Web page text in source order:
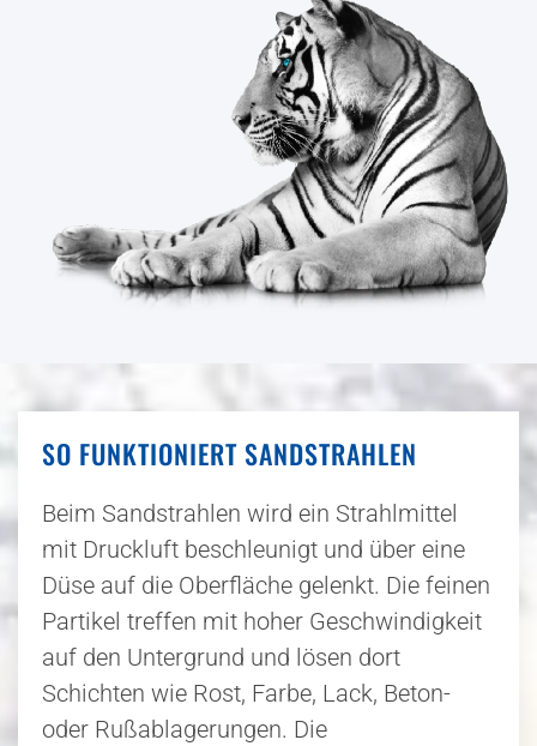
SO FUNKTIONIERT SANDSTRAHLEN
Beim Sandstrahlen wird ein Strahlmittel
mit Druckluft beschleunigt und über eine
Düse auf die Oberfläche gelenkt. Die feinen
Partikel treffen mit hoher Geschwindigkeit
auf den Untergrund und lösen dort
Schichten wie Rost, Farbe, Lack, Beton-
oder Rußablagerungen. Die